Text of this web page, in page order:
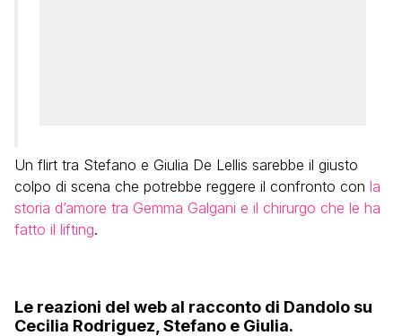
Un flirt tra Stefano e Giulia De Lellis sarebbe il giusto
colpo di scena che potrebbe reggere il confronto con la
storia d’amore tra Gemma Galgani e il chirurgo che le ha
fatto il lifting.
Le reazioni del web al racconto di Dandolo su
Cecilia Rodriguez, Stefano e Giulia.